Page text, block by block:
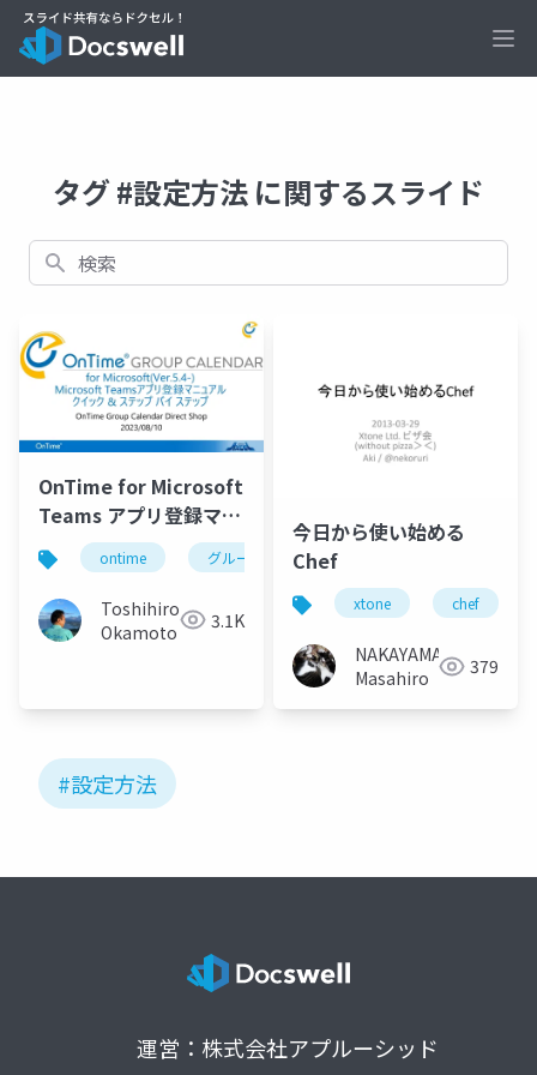
タグ #設定方法 に関するスライド
検索
OnTime for Microsoft
Teams アプリ登録マニ
ュアルontime グループカレンダー
Toshihiro
Okamoto
3.1K
今日から使い始める
Chef
xtone chef
NAKAYAMA
Masahiro
379
#設定方法
運営：株式会社アプルーシッド